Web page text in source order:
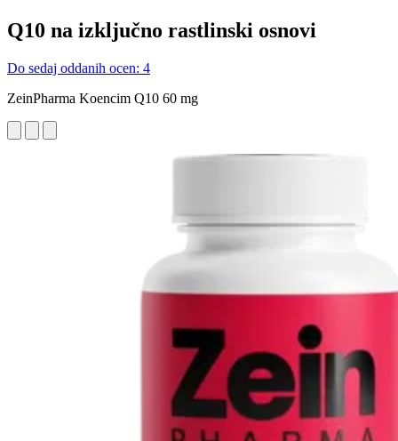
Q10 na izključno rastlinski osnovi
Do sedaj oddanih ocen: 4
ZeinPharma Koencim Q10 60 mg